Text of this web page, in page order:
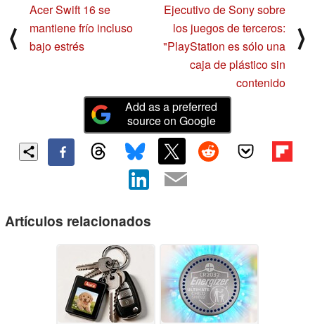
⟨
Acer Swift 16 se
mantiene frío incluso
bajo estrés
Ejecutivo de Sony sobre
los juegos de terceros:
"PlayStation es sólo una
caja de plástico sin
contenido
⟩
Add as a preferred
source on Google
Artículos relacionados